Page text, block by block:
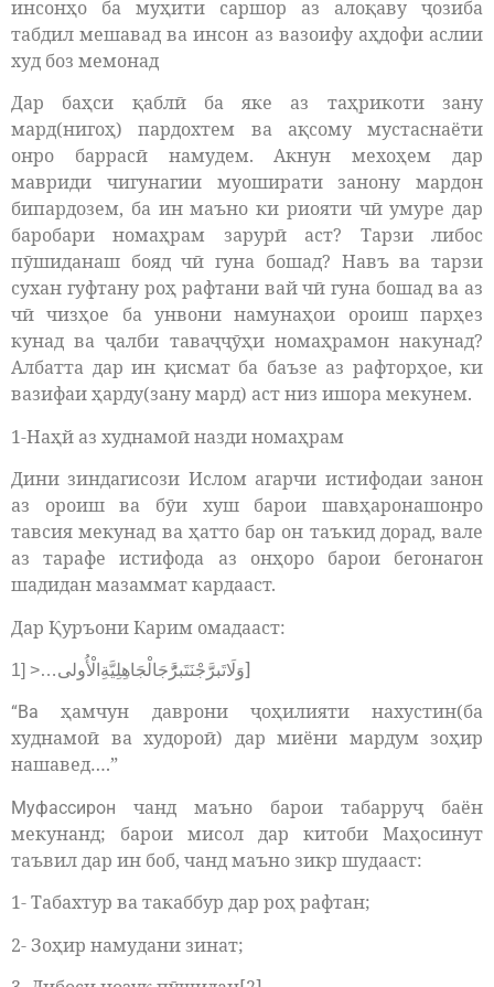
инсонҳо ба муҳити саршор аз алоқаву ҷозиба
табдил мешавад ва инсон аз вазоифу аҳдофи аслии
худ боз мемонад
Дар баҳси қаблӣ ба яке аз таҳрикоти зану
мард(нигоҳ) пардохтем ва ақсому мустаснаёти
онро баррасӣ намудем. Акнун мехоҳем дар
мавриди чигунагии муоширати занону мардон
бипардозем, ба ин маъно ки риояти чӣ умуре дар
баробари номаҳрам зарурӣ аст? Тарзи либос
пӯшиданаш бояд чӣ гуна бошад? Навъ ва тарзи
сухан гуфтану роҳ рафтани вай чӣ гуна бошад ва аз
чӣ чизҳое ба унвони намунаҳои ороиш парҳез
кунад ва ҷалби таваҷҷӯҳи номаҳрамон накунад?
Албатта дар ин қисмат ба баъзе аз рафторҳое, ки
вазифаи ҳарду(зану мард) аст низ ишора мекунем.
1-Наҳй аз худнамоӣ назди номаҳрам
Дини зиндагисози Ислом агарчи истифодаи занон
аз ороиш ва бӯи хуш барои шавҳаронашонро
тавсия мекунад ва ҳатто бар он таъкид дорад, вале
аз тарафе истифода аз онҳоро барои бегонагон
шадидан мазаммат кардааст.
Дар Қуръони Карим омадааст:
وَلَاتَبرََّجْنَتَبرَُّجَالْجَاهِلِيَّةِالْأُولى…< [1]
“Ва
ҳамчун даврони ҷоҳилияти нахустин(ба
худнамоӣ ва худороӣ) дар миёни мардум зоҳир
нашавед….”
Муфассирон
чанд маъно барои табарруҷ баён
мекунанд; барои мисол дар китоби Маҳосинут
таъвил дар ин боб, чанд маъно зикр шудааст:
1- Табахтур ва такаббур дар роҳ рафтан;
2- Зоҳир намудани зинат;